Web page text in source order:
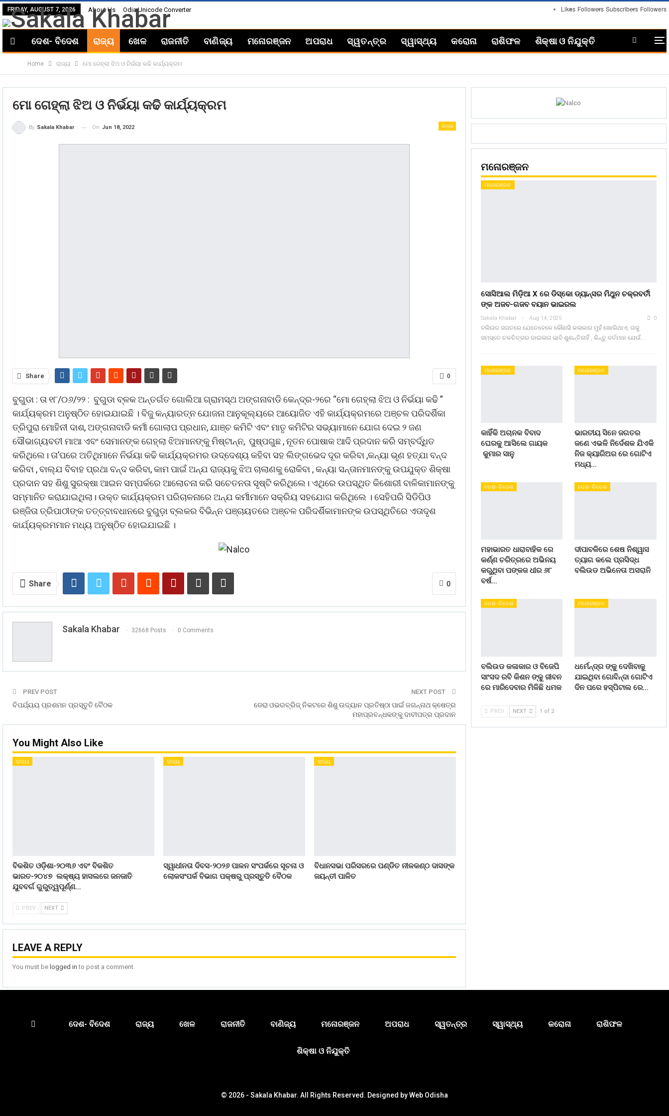
Likes Followers Subscribers Followers
FRIDAY, AUGUST 7, 2026 About Us Odia Unicode Converter
ଦେଶ- ବିଦେଶ ରାଜ୍ୟ ଖେଳ ରାଜନୀତି ବାଣିଜ୍ୟ ମନୋରଞ୍ଜନ ଅପରାଧ ସ୍ୱତନ୍ତ୍ର ସ୍ୱାସ୍ଥ୍ୟ କରୋନା ରାଶିଫଳ ଶିକ୍ଷା ଓ ନିଯୁକ୍ତି
Home ରାଜ୍ୟ ମୋ ଗେହ୍ଲା ଝିଅ ଓ ନିର୍ଭୟା କଢି କାର୍ଯ୍ୟକ୍ରମ
ମୋ ଗେହ୍ଲା ଝିଅ ଓ ନିର୍ଭୟା କଢି କାର୍ଯ୍ୟକ୍ରମ
ରାଜ୍ୟ
By Sakala Khabar On Jun 18, 2022
0
Share
ବୁଗୁଡା : ତା ୧୮/୦୬/୨୨ : ବୁଗୁଡା ବ୍ଳକ ଅନ୍ତର୍ଗତ ଗୋଲିଆ ଗ୍ରାମସ୍ଥ ଅଙ୍ଗନାବାଡି କେନ୍ଦ୍ର-୨ରେ “ମୋ ଗେହ୍ଲା ଝିଅ ଓ ନିର୍ଭୟା କଢି ”
କାର୍ଯ୍ୟକ୍ରମ ଅନୁଷ୍ଠିତ ହୋଇଯାଇଛି । ବିଜୁ କନ୍ୟାରତ୍ନ ଯୋଜନା ଆନୁକୂଲ୍ୟରେ ଆୟୋଜିତ ଏହି କାର୍ଯ୍ୟକ୍ରମରେ ଅଞ୍ଚଳ ପରିଦର୍ଶିକା
ତ୍ରିପୁରା ମୋହିନୀ ଦାଶ, ଅଙ୍ଗନାବାଡି କର୍ମୀ ଗୋଲାପ ପ୍ରଧାନ, ଯାଞ୍ଚ କମିଟି ଏବଂ ମାତୃ କମିଟିର ସଭ୍ୟାମାନେ ଯୋଗ ଦେଇ ୨ ଜଣ
ସୌଭାଗ୍ୟବତୀ ମାଆ ଏବଂ ସେମାନଙ୍କ ଗେହ୍ଲା ଝିଅମାନଙ୍କୁ ମିଷ୍ଟାନ୍ନ, ପୁଷ୍ପଗୁଛ , ନୂତନ ପୋଷାକ ଆଦି ପ୍ରଦାନ କରି ସମ୍ବର୍ଦ୍ଧିତ
କରିଥିଲେ। ତା’ପରେ ଅତିଥିମାନେ ନିର୍ଭୟା କଢି କାର୍ଯ୍ୟକ୍ରମର ଉଦ୍ଦେଶ୍ୟ କହିବା ସହ ଲିଙ୍ଗଭେଦ ଦୂର କରିବା ,କନ୍ୟା ଭୃଣ ହତ୍ଯା ବନ୍ଦ
କରିବା , ବାଲ୍ଯ ବିବାହ ପ୍ରଥା ବନ୍ଦ କରିବା, କାମ ପାଇଁ ଅନ୍ଯ ରାଜ୍ୟକୁ ଝିଅ ଚାଲାଣକୁ ରୋକିବା , କନ୍ୟା ସନ୍ତାନମାନଙ୍କୁ ଉପଯୁକ୍ତ ଶିକ୍ଷା
ପ୍ରଦାନ ସହ ଶିଶୁ ସୁରକ୍ଷା ଆଇନ ସମ୍ପର୍କରେ ଆଲୋଚନା କରି ସଚେତନତା ସୃଷ୍ଟି କରିଥିଲେ। ଏଥିରେ ଉପସ୍ଥିତ କିଶୋରୀ ବାଳିକାମାନଙ୍କୁ
ସମ୍ମାନିତ କରାଯାଇଥିଲା। ଉକ୍ତ କାର୍ଯ୍ୟକ୍ରମ ପରିଚାଳନାରେ ଅନ୍ଯ କର୍ମୀମାନେ ସକ୍ରିୟ ସହଯୋଗ କରିଥିଲେ । ସେହିପରି ସିଡିପିଓ
ରଞ୍ଜିତା ତ୍ରିପାଠୀଙ୍କ ତତ୍ତ୍ବାବଧାନରେ ବୁଗୁଡ଼ା ବ୍ଲକର ବିଭିନ୍ନ ପଞ୍ଚାୟତରେ ଅଞ୍ଚଳ ପରିଦର୍ଶିକାମାନଙ୍କ ଉପସ୍ଥିତିରେ ଏତାଦୃଶ
କାର୍ଯ୍ୟକ୍ରମମାନ ମଧ୍ୟ ଅନୁଷ୍ଠିତ ହୋଇଯାଇଛି ।
0
Share
Sakala Khabar 32668 Posts 0 Comments
PREV POST
ବିପର୍ଯ୍ୟୟ ପ୍ରଶମନ ପ୍ରସ୍ତୁତି ବୈଠକ
NEXT POST
ଡେରା ଓଭରବ୍ରିଜ୍ ନିକଟରେ ଶିଶୁ ଉଦ୍ୟାନ ପ୍ରତିଷ୍ଠା ପାଇଁ ଜଗନ୍ନାଥ କ୍ଷେତ୍ର
ମହାପ୍ରବନ୍ଧକଙ୍କୁ ଦାବୀପତ୍ର ପ୍ରଦାନ
You Might Also Like
ରାଜ୍ୟ
ବିକଶିତ ଓଡ଼ିଶା-୨୦୩୬ ଏବଂ ବିକଶିତ
ଭାରତ-୨୦୪୭ ଲକ୍ଷ୍ୟ ହାସଲରେ ଜନଜାତି
ଯୁବବର୍ଗ ଗୁରୁତ୍ୱପୂର୍ଣ୍ଣ…
ରାଜ୍ୟ
ସ୍ୱାଧୀନତା ଦିବସ-୨୦୨୬ ପାଳନ ସଂପର୍କରେ ସୂଚନା ଓ
ଲୋକସଂପର୍କ ବିଭାଗ ପକ୍ଷରୁ ପ୍ରସ୍ତୁତି ବୈଠକ
ରାଜ୍ୟ
ବିଧାନସଭା ପରିସରରେ ପଣ୍ଡିତ ନୀଳକଣ୍ଠ ଦାସଙ୍କ
ଜୟନ୍ତୀ ପାଳିତ
PREV NEXT
LEAVE A REPLY
You must be logged in to post a comment.
ମନୋରଞ୍ଜନ
ମନୋରଞ୍ଜନ
ସୋସିଆଲ ମିଡ଼ିଆ X ରେ ଡିସ୍କୋ ଡ୍ୟାନ୍ସର ମିଥୁନ ଚକ୍ରବର୍ତୀ
ଙ୍କ ଅଜବ-ଗଜବ ବୟାନ ଭାଇରଲ
Sakala Khabar Aug 14, 2025 0
ବଲିଉଡ ଜଗତରେ ଯେତେବେଳେ କୌଣସି କଳାକାର ମୁହଁ ଖୋଲିଥାଏ, ତାକୁ
ସମସ୍ତେ ଚଳଚିତ୍ରର ଡାଇଲଗ ଭାବି ଶୁଣନ୍ତିନାହିଁ , କିନ୍ତୁ ବର୍ତମାନ ଯେଉଁ…
ମନୋରଞ୍ଜନ
କାହିଁକି ଅଚାନକ ବିବାଦ
ଘେରକୁ ଆସିଲେ ଗାୟକ
କୁମାର ସାନୁ
ମନୋରଞ୍ଜନ
ଭାରତୀୟ ସିନେ ଜଗତର
ଜଣେ ଏଭଳି ନିର୍ଦେଶକ ଯିଏକି
ନିଜ କ୍ୟାରିଅର ରେ ଗୋଟିଏ
ମଧ୍ୟ…
ଦେଶ- ବିଦେଶ
ମହାଭାରତ ଧାରାବାହିକ ରେ
କର୍ଣ୍ଣ ଚରିତ୍ରରେ ଅଭିନୟ
କରୁଥିବା ପଙ୍କଜ ଧୀର ୬୮
ବର୍ଷ…
ଦେଶ- ବିଦେଶ
ଦୀପାବଳିରେ ଶେଷ ନିଶ୍ୱାସ
ତ୍ୟାଗ କଲେ ପ୍ରସିଦ୍ଧ
ବଲିଉଡ ଅଭିନେତା ଅସରାନି
ଦେଶ- ବିଦେଶ
ବଲିଉଡ କଳାକାର ଓ ବିଜେପି
ସାଂସଦ ରବି କିଶନ ଙ୍କୁ ଜୀବନ
ରେ ମାରିଦେବାର ମିଳିଛି ଧମକ
ମନୋରଞ୍ଜନ
ଧର୍ମେନ୍ଦ୍ର ଙ୍କୁ ଦେଖିବାକୁ
ଯାଇଥିବା ଗୋବିନ୍ଦା ଗୋଟିଏ
ଦିନ ପରେ ହସ୍ପିଟାଲ ରେ…
PREV NEXT 1 of 2
ଦେଶ- ବିଦେଶ ରାଜ୍ୟ ଖେଳ ରାଜନୀତି ବାଣିଜ୍ୟ ମନୋରଞ୍ଜନ ଅପରାଧ ସ୍ୱତନ୍ତ୍ର ସ୍ୱାସ୍ଥ୍ୟ କରୋନା ରାଶିଫଳ
ଶିକ୍ଷା ଓ ନିଯୁକ୍ତି
© 2026 - Sakala Khabar. All Rights Reserved. Designed byWeb Odisha